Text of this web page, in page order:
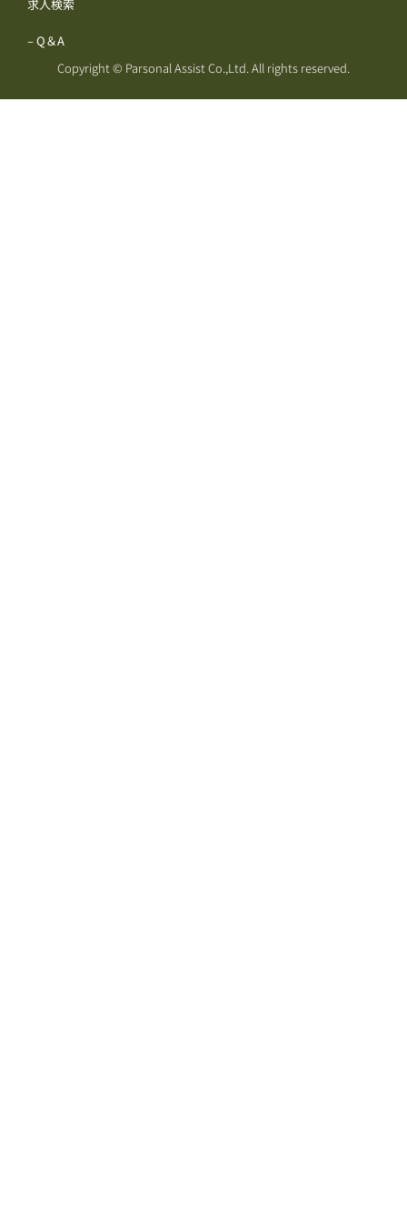
求人検索
– Q＆A
Copyright © Parsonal Assist Co.,Ltd. All rights reserved.